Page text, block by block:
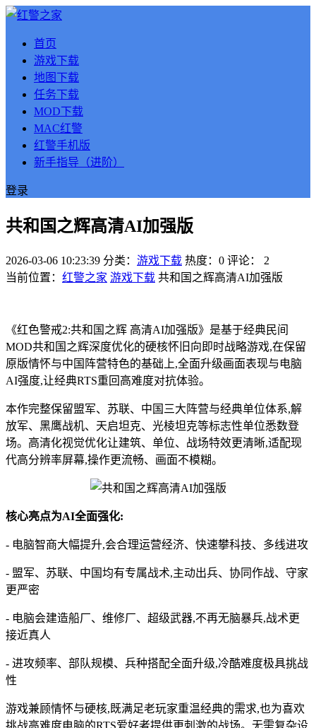
首页
游戏下载
地图下载
任务下载
MOD下载
MAC红警
红警手机版
新手指导（进阶）
登录
共和国之辉高清AI加强版
2026-03-06 10:23:39 分类： 游戏下载 热度：0 评论：
2
当前位置： 红警之家 游戏下载 共和国之辉高清AI加强版
《红色警戒2:共和国之辉 高清AI加强版》是基于经典民间
MOD共和国之辉深度优化的硬核怀旧向即时战略游戏,在保留
原版情怀与中国阵营特色的基础上,全面升级画面表现与电脑
AI强度,让经典RTS重回高难度对抗体验。
本作完整保留盟军、苏联、中国三大阵营与经典单位体系,解
放军、黑鹰战机、天启坦克、光棱坦克等标志性单位悉数登
场。高清化视觉优化让建筑、单位、战场特效更清晰,适配现
代高分辨率屏幕,操作更流畅、画面不模糊。
核心亮点为AI全面强化:
- 电脑智商大幅提升,会合理运营经济、快速攀科技、多线进攻
- 盟军、苏联、中国均有专属战术,主动出兵、协同作战、守家
更严密
- 电脑会建造船厂、维修厂、超级武器,不再无脑暴兵,战术更
接近真人
- 进攻频率、部队规模、兵种搭配全面升级,冷酷难度极具挑战
性
游戏兼顾情怀与硬核,既满足老玩家重温经典的需求,也为喜欢
挑战高难度电脑的RTS爱好者提供更刺激的战场。无需复杂设